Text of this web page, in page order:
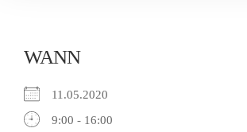
WANN
11.05.2020
9:00 - 16:00